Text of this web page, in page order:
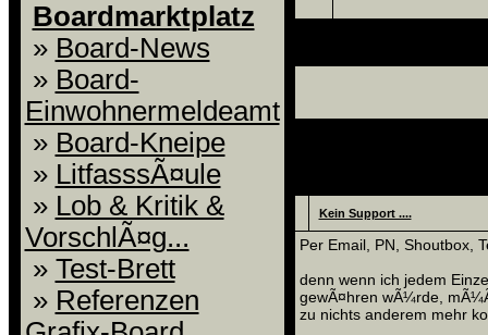
Boardmarktplatz
» Board-News
» Board-
Einwohnermeldeamt
» Board-Kneipe
» LitfasssÃ¤ule
» Lob & Kritik &
VorschlÃ¤g...
» Test-Brett
» Referenzen
Kein Support ....
Per Email, PN, Shoutbox,
denn wenn ich jedem
gewÃ¤hren wÃ¼rde,
zu nichts anderem mehr